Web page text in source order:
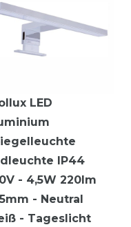
LED
IP44
- 4,5W 220lm
- Neutral
- Tageslicht